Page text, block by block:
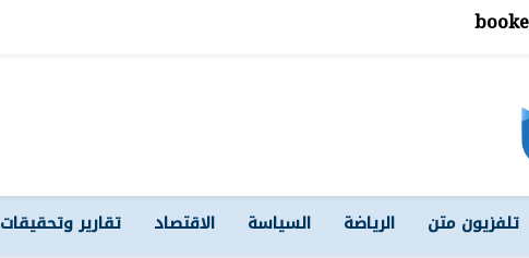
تلفزيون متن الرياضة السياسة الاقتصاد تقارير وتحقيقات